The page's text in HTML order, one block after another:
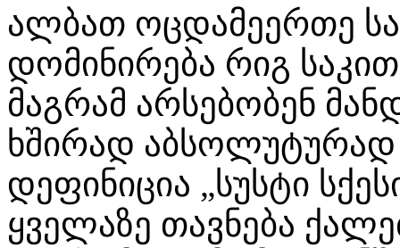
ალბათ ოცდამეერთე
დომინირება რიგ
მაგრამ არსებობენ
ხშირად აბსოლუტურად
დეფინიცია „სუსტი
ყველაზე თავნება